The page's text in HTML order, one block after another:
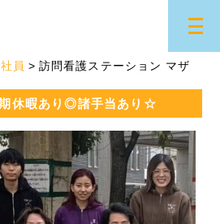
員
訪問看護ステーション マザ
休暇あり◎諸手当あり☆